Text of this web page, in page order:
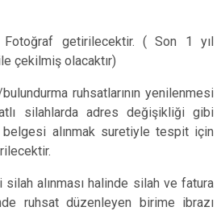
getirilecektir. ( Son 1 yıl
çekilmiş olacaktır)
ruhsatlarının yenilenmesi
silahlarda adres değişikliği gibi
alınmak suretiyle tespit için
alınması halinde silah ve fatura
ruhsat düzenleyen birime ibrazı